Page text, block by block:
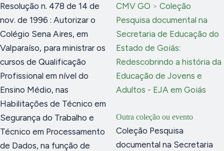
Resolução n. 478 de 14 de
nov. de 1996 : Autorizar o
Colégio Sena Aires, em
Valparaíso, para ministrar os
cursos de Qualificação
Profissional em nível do
Ensino Médio, nas
Habilitações de Técnico em
Segurança do Trabalho e
Técnico em Processamento
de Dados, na função de
CMV GO > Coleção
Pesquisa documental na
Secretaria de Educação do
Estado de Goiás:
Redescobrindo a história da
Educação de Jovens e
Adultos - EJA em Goiás
Outra coleção ou evento
Coleção Pesquisa
documental na Secretaria